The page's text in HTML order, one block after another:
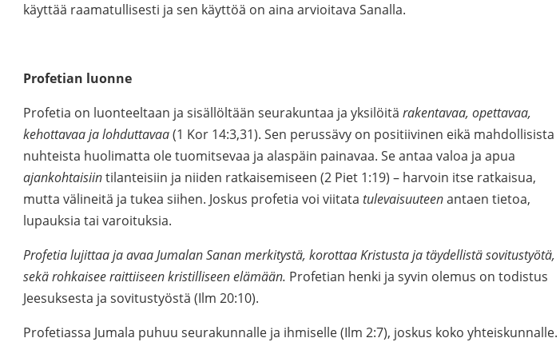
käyttää raamatullisesti ja sen käyttöä on aina arvioitava Sanalla.
Profetian luonne
Profetia on luonteeltaan ja sisällöltään seurakuntaa ja yksilöitä rakentavaa, opettavaa,
kehottavaa ja lohduttavaa(1 Kor 14:3,31). Sen perussävy on positiivinen eikä mahdollisista
nuhteista huolimatta ole tuomitsevaa ja alaspäin painavaa. Se antaa valoa ja apua
ajankohtaisiintilanteisiin ja niiden ratkaisemiseen (2 Piet 1:19) – harvoin itse ratkaisua,
mutta välineitä ja tukea siihen. Joskus profetia voi viitata tulevaisuuteenantaen tietoa,
lupauksia tai varoituksia.
Profetia lujittaa ja avaa Jumalan Sanan merkitystä, korottaa Kristusta ja täydellistä sovitustyötä,
sekä rohkaisee raittiiseen kristilliseen elämään. Profetian henki ja syvin olemus on todistus
Jeesuksesta ja sovitustyöstä (Ilm 20:10).
Profetiassa Jumala puhuu seurakunnalle ja ihmiselle (Ilm 2:7), joskus koko yhteiskunnalle.